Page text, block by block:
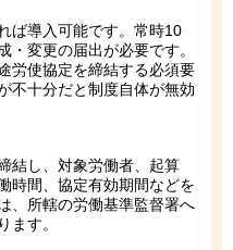
ば導入可能です。常時10
・変更の届出が必要です。
労使協定を締結する必須要
不十分だと制度自体が無効
結し、対象労働者、起算
時間、協定有効期間などを
、所轄の労働基準監督署へ
ます。